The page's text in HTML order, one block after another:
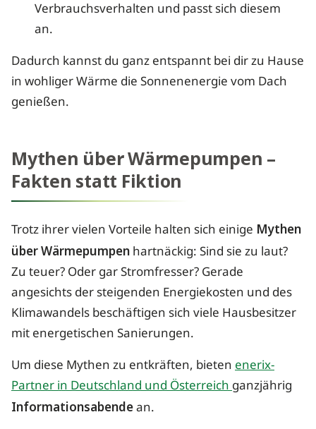
Verbrauchsverhalten und passt sich diesem
an.
Dadurch kannst du ganz entspannt bei dir zu Hause
in wohliger Wärme die Sonnenenergie vom Dach
genießen.
Mythen über Wärmepumpen –
Fakten statt Fiktion
Trotz ihrer vielen Vorteile halten sich einige Mythen
über Wärmepumpen hartnäckig: Sind sie zu laut?
Zu teuer? Oder gar Stromfresser? Gerade
angesichts der steigenden Energiekosten und des
Klimawandels beschäftigen sich viele Hausbesitzer
mit energetischen Sanierungen.
Um diese Mythen zu entkräften, bietenenerix-
Partner in Deutschland und Österreichganzjährig
Informationsabendean.